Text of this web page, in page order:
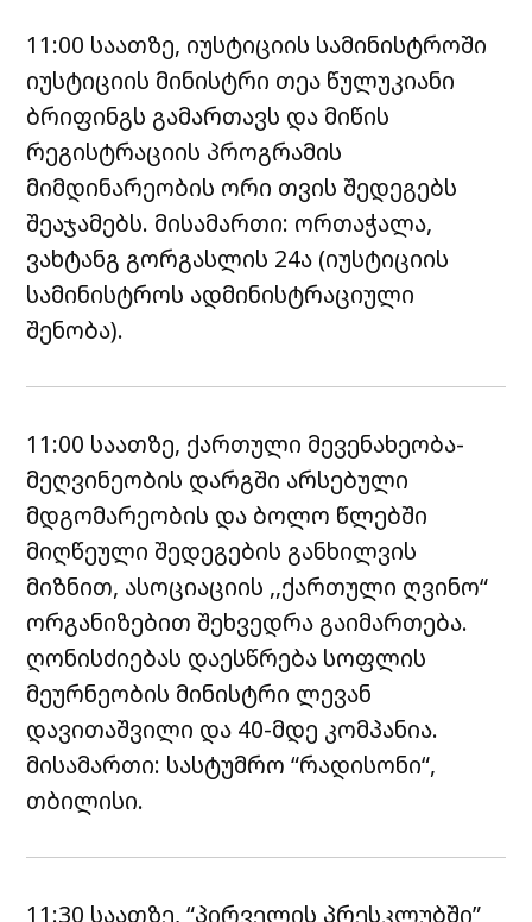
11:00 საათზე, იუსტიციის სამინისტროში
იუსტიციის მინისტრი თეა წულუკიანი
ბრიფინგს გამართავს და მიწის
რეგისტრაციის პროგრამის
მიმდინარეობის ორი თვის შედეგებს
შეაჯამებს. მისამართი: ორთაჭალა,
ვახტანგ გორგასლის 24ა (იუსტიციის
სამინისტროს ადმინისტრაციული
შენობა).
11:00 საათზე, ქართული მევენახეობა-
მეღვინეობის დარგში არსებული
მდგომარეობის და ბოლო წლებში
მიღწეული შედეგების განხილვის
მიზნით, ასოციაციის ,,ქართული ღვინო“
ორგანიზებით შეხვედრა გაიმართება.
ღონისძიებას დაესწრება სოფლის
მეურნეობის მინისტრი ლევან
დავითაშვილი და 40-მდე კომპანია.
მისამართი: სასტუმრო “რადისონი“,
თბილისი.
11:30 საათზე, “პირველის პრესკლუბში”